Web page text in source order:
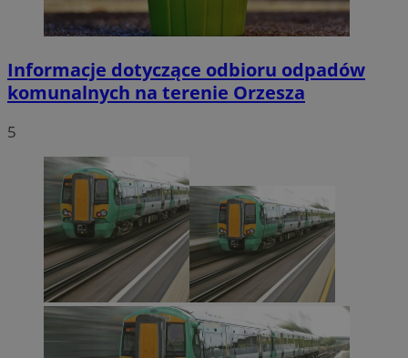
Informacje dotyczące odbioru odpadów
komunalnych na terenie Orzesza
5